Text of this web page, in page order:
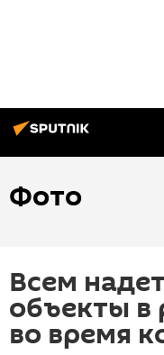
Фото
Всем
объекты в
во время